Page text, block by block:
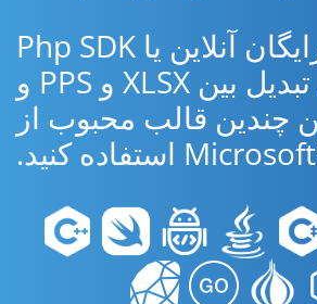
از برنامه رایگان آنلاین یا Php SDK
برای تبدیل بین XLSX و PPS و
چندین قالب محبوب از
Microsoft